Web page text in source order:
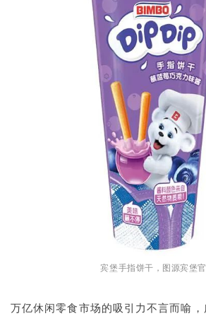
宾堡手指饼干，图源宾堡
万亿休闲零食市场的吸引力不言而喻